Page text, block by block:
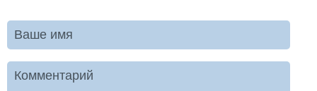
Ваше имя
Комментарий